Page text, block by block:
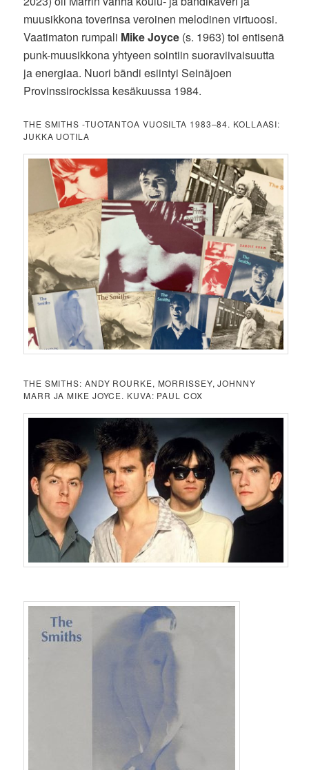
muusikkona toverinsa veroinen melodinen virtuoosi.
Vaatimaton rumpali Mike Joyce (s. 1963) toi entisenä
punk-muusikkona yhtyeen sointiin suoraviivaisuutta
ja energiaa. Nuori bändi esiintyi Seinäjoen
Provinssirockissa kesäkuussa 1984.
THE SMITHS -TUOTANTOA VUOSILTA 1983–84. KOLLAASI:
JUKKA UOTILA
THE SMITHS: ANDY ROURKE, MORRISSEY, JOHNNY
MARR JA MIKE JOYCE. KUVA: PAUL COX